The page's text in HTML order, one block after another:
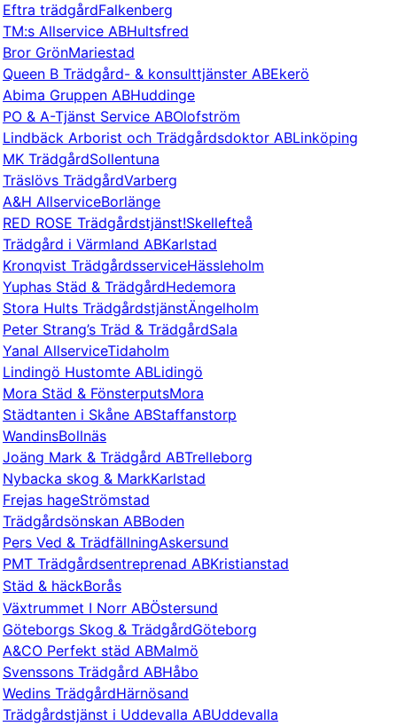
Eftra trädgårdFalkenberg
TM:s Allservice ABHultsfred
Bror GrönMariestad
Queen B Trädgård- & konsulttjänster ABEkerö
Abima Gruppen ABHuddinge
PO & A-Tjänst Service ABOlofström
Lindbäck Arborist och Trädgårdsdoktor ABLinköping
MK TrädgårdSollentuna
Träslövs TrädgårdVarberg
A&H AllserviceBorlänge
RED ROSE Trädgårdstjänst!Skellefteå
Trädgård i Värmland ABKarlstad
Kronqvist TrädgårdsserviceHässleholm
Yuphas Städ & TrädgårdHedemora
Stora Hults TrädgårdstjänstÄngelholm
Peter Strang’s Träd & TrädgårdSala
Yanal AllserviceTidaholm
Lindingö Hustomte ABLidingö
Mora Städ & FönsterputsMora
Städtanten i Skåne ABStaffanstorp
WandinsBollnäs
Joäng Mark & Trädgård ABTrelleborg
Nybacka skog & MarkKarlstad
Frejas hageStrömstad
Trädgårdsönskan ABBoden
Pers Ved & TrädfällningAskersund
PMT Trädgårdsentreprenad ABKristianstad
Städ & häckBorås
Växtrummet I Norr ABÖstersund
Göteborgs Skog & TrädgårdGöteborg
A&CO Perfekt städ ABMalmö
Svenssons Trädgård ABHåbo
Wedins TrädgårdHärnösand
Trädgårdstjänst i Uddevalla ABUddevalla